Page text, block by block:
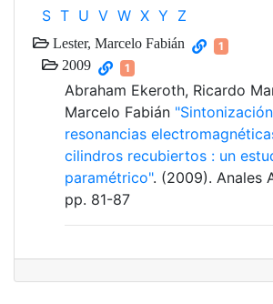
S T U V W X Y Z
Lester, Marcelo Fabián 1
2009 1
Abraham Ekeroth, Ricardo
Marcelo Fabián
resonancias
cilindros recubiertos : un
paramétrico". (2009). Anales
pp. 81-87